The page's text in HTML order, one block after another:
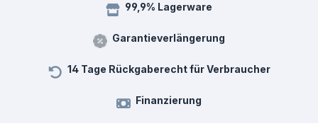
99,9% Lagerware
Garantieverlängerung
14 Tage Rückgaberecht für Verbraucher
Finanzierung